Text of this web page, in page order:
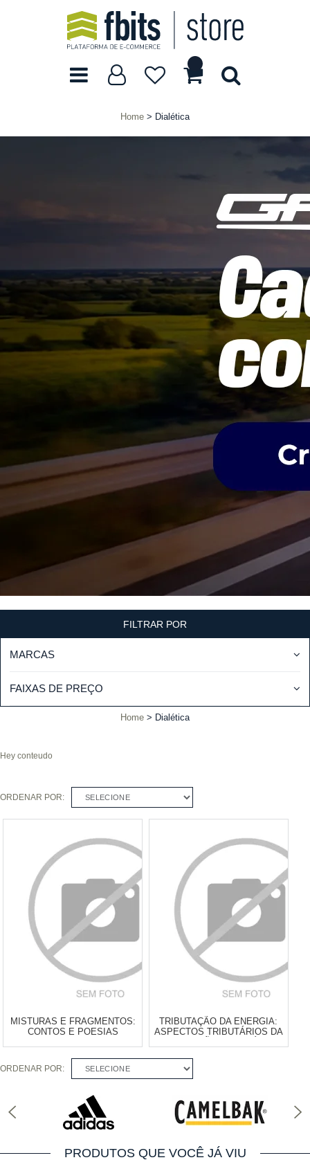
Home Dialética
FILTRAR POR
MARCAS
FAIXAS DE PREÇO
Home Dialética
Hey conteudo
ORDENAR POR: SELECIONE
MISTURAS E FRAGMENTOS:
CONTOS E POESIAS
Atacado: R$ 59,90 (Apenas
R$ 9,98
LITERATURA E OUTROS
TRIBUTAÇÃO DA ENERGIA:
ASPECTOS TRIBUTÁRIOS DA
Atacado:
6 R$ 12,48
Cat: HUMANIDADES
ORDENAR POR: SELECIONE
PRODUTOS QUE VOCÊ JÁ VIU